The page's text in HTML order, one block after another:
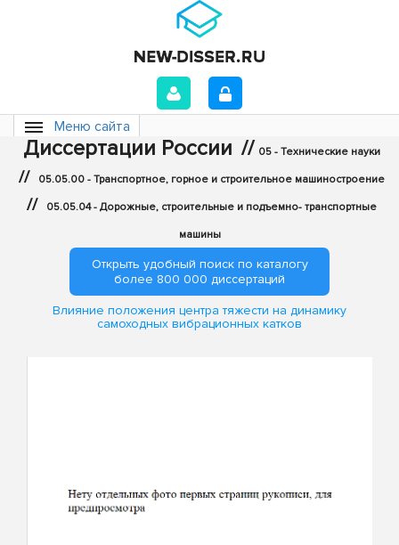
Меню сайта
Диссертации России // 05 - Технические науки
// 05.05.00 - Транспортное, горное и строительное машиностроение
// 05.05.04 - Дорожные, строительные и подъемно- транспортные
машины
Открыть удобный поиск по каталогу
более 800 000 диссертаций
Влияние положения центра тяжести на динамику
самоходных вибрационных катков